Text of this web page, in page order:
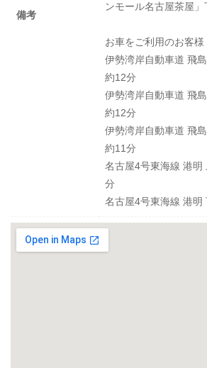
備考
ンモール名古屋茶屋」
お車をご利用のお客様
伊勢湾岸自動車道 飛
約12分
伊勢湾岸自動車道 飛
約12分
伊勢湾岸自動車道 飛
約11分
名古屋4号東海線 港明
分
名古屋4号東海線 港明